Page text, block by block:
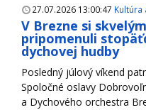
27.07.2026 13:00:47 Kultúra
V Brezne si
pripomenuli
dychovej hudby
Posledný júlový víkend
Spoločné oslavy
a Dychového orchestra